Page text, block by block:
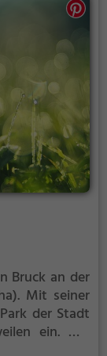
Bruck an der
Mit seiner
der Stadt
ein. Mit